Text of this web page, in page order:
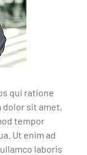
qui ratione
sit amet,
tempor
Ut enim ad
laboris